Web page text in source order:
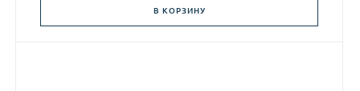
В КОРЗИНУ